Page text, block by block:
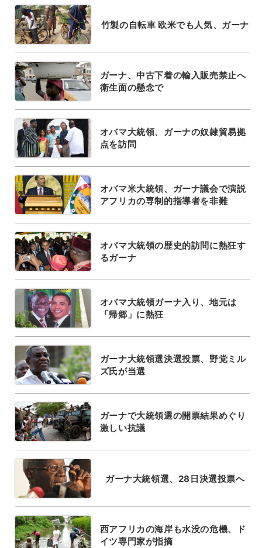
竹製の自転車 欧米でも人気、ガーナ
ガーナ、中古下着の輸入販売禁止へ
衛生面の懸念で
オバマ大統領、ガーナの奴隷貿易拠
点を訪問
オバマ米大統領、ガーナ議会で演説
アフリカの専制的指導者を非難
オバマ大統領の歴史的訪問に熱狂す
るガーナ
オバマ大統領ガーナ入り、地元は
「帰郷」に熱狂
ガーナ大統領選決選投票、野党ミル
ズ氏が当選
ガーナで大統領選の開票結果めぐり
激しい抗議
ガーナ大統領選、28日決選投票へ
西アフリカの海岸も水没の危機、ド
イツ専門家が指摘